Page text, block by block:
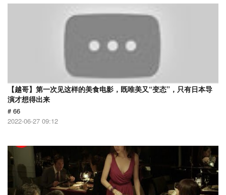
【越哥】第一次见这样的美食电影，既唯美又“变态”，只有日本导
演才想得出来
# 66
2022-06-27 09:12